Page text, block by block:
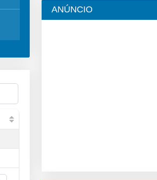
ANÚNCIO